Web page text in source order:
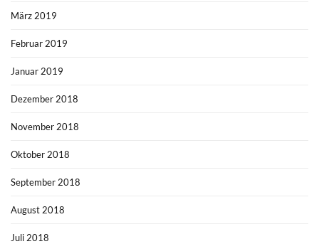
März 2019
Februar 2019
Januar 2019
Dezember 2018
November 2018
Oktober 2018
September 2018
August 2018
Juli 2018